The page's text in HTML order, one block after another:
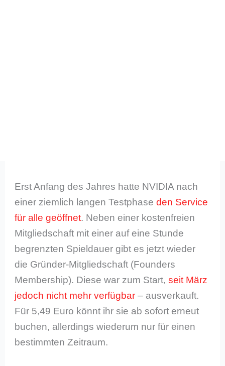
Erst Anfang des Jahres hatte NVIDIA nach
einer ziemlich langen Testphaseden Service
für alle geöffnet. Neben einer kostenfreien
Mitgliedschaft mit einer auf eine Stunde
begrenzten Spieldauer gibt es jetzt wieder
die Gründer-Mitgliedschaft (Founders
Membership). Diese war zum Start,seit März
jedoch nicht mehr verfügbar – ausverkauft.
Für 5,49 Euro könnt ihr sie ab sofort erneut
buchen, allerdings wiederum nur für einen
bestimmten Zeitraum.